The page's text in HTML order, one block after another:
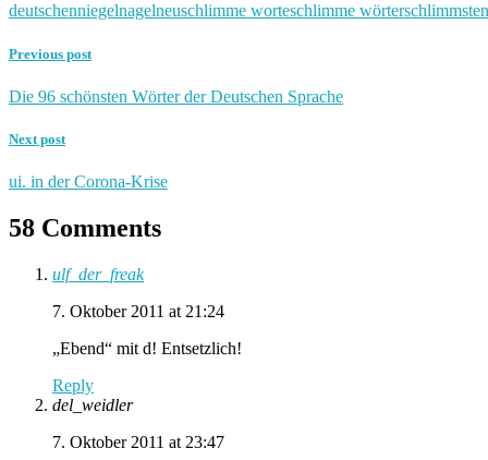
deutschenniegelnagelneuschlimme worteschlimme wörterschlimmsten
Previous post
Die 96 schönsten Wörter der Deutschen Sprache
Next post
ui. in der Corona-Krise
58 Comments
ulf_der_freak
7. Oktober 2011 at 21:24
„Ebend“ mit d! Entsetzlich!
Reply
del_weidler
7. Oktober 2011 at 23:47